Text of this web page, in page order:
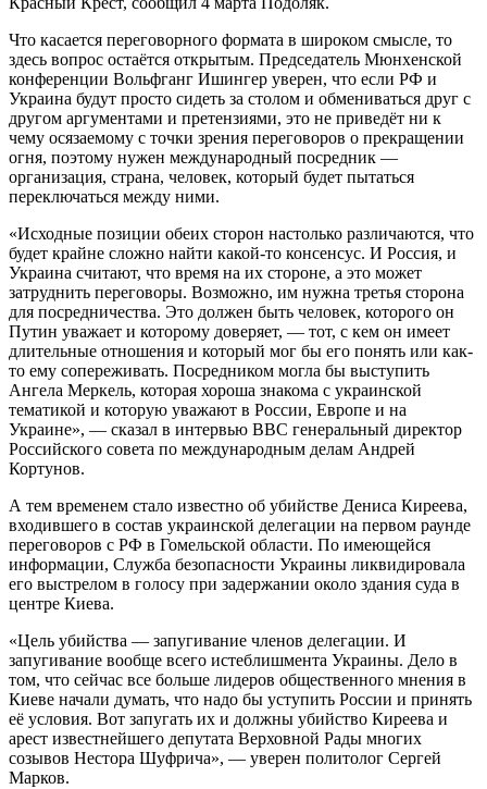
Что касается переговорного формата в широком смысле, то
здесь вопрос остаётся открытым. Председатель Мюнхенской
конференции Вольфганг Ишингер уверен, что если РФ и
Украина будут просто сидеть за столом и обмениваться друг с
другом аргументами и претензиями, это не приведёт ни к
чему осязаемому с точки зрения переговоров о прекращении
огня, поэтому нужен международный посредник —
организация, страна, человек, который будет пытаться
переключаться между ними.
«Исходные позиции обеих сторон настолько различаются, что
будет крайне сложно найти какой-то консенсус. И Россия, и
Украина считают, что время на их стороне, а это может
затруднить переговоры. ​​​​​​​Возможно, им нужна третья сторона
для посредничества. Это должен быть человек, которого он
Путин уважает и которому доверяет, — тот, с кем он имеет
длительные отношения и который мог бы его понять или как-
то ему сопереживать. Посредником могла бы выступить
Ангела Меркель, которая хороша знакома с украинской
тематикой и которую уважают в России, Европе и на
Украине», — сказал в интервью BBC генеральный директор
Российского совета по международным делам Андрей
Кортунов.
А тем временем стало известно об убийстве Дениса Киреева,
входившего в состав​​​​​​​ украинской делегации на первом раунде
переговоров с РФ в Гомельской области. По имеющейся
информации, ​​​​​​​Служба безопасности Украины ликвидировала
его выстрелом в голосу при задержании около здания суда в
центре Киева.
«Цель убийства — запугивание членов делегации. И
запугивание вообще всего истеблишмента Украины. Дело в
том, что сейчас все больше лидеров общественного мнения в
Киеве начали думать, что надо бы уступить России и принять
её условия. Вот запугать их и должны убийство Киреева и
арест известнейшего депутата Верховной Рады многих
созывов Нестора Шуфрича», — уверен политолог Сергей
Марков.